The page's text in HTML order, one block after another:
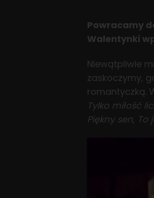
Powracamy
Walentynki
Niewątpliwie
zaskoczymy,
romantyczką.
Tylko miłość
Piękny sen, To